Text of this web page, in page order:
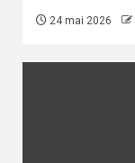
24 mai 2026